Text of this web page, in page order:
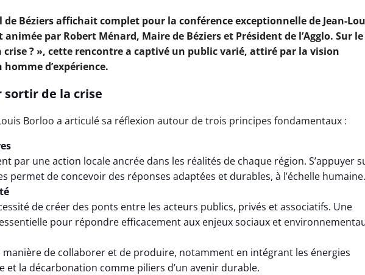
Béziers affichait complet pour la conférence exceptionnelle de Jean-
animée par Robert Ménard, Maire de Béziers et Président de l’Agglo. Sur le
? », cette rencontre a captivé un public varié, attiré par la vision
d’expérience.
sortir de la crise
Borloo a articulé sa réflexion autour de trois principes fondamentaux :
par une action locale ancrée dans les réalités de chaque région. S’appuyer
permet de concevoir des réponses adaptées et durables, à l’échelle humaine.
de créer des ponts entre les acteurs publics, privés et associatifs. Une
pour répondre efficacement aux enjeux sociaux et
de collaborer et de produire, notamment en intégrant les énergies
et la décarbonation comme piliers d’un avenir durable.